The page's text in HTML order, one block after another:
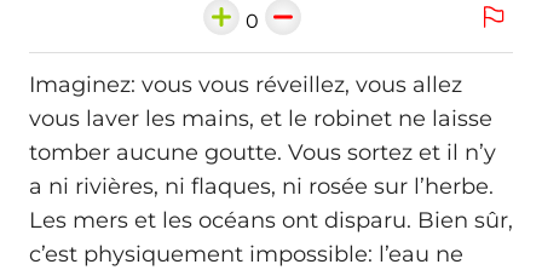
0
Imaginez: vous vous réveillez, vous allez
vous laver les mains, et le robinet ne laisse
tomber aucune goutte. Vous sortez et il n’y
a ni rivières, ni flaques, ni rosée sur l’herbe.
Les mers et les océans ont disparu. Bien sûr,
c’est physiquement impossible: l’eau ne